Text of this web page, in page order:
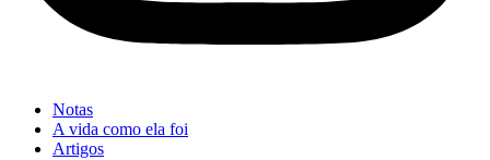
Notas
A vida como ela foi
Artigos